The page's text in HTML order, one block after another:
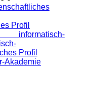
Profil
Profil
Akademie